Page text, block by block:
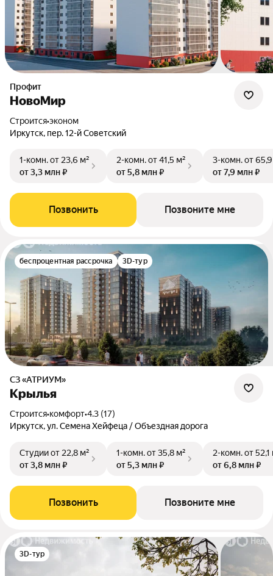
Профит
НовоМир
Строится•эконом
Иркутск, пер. 12-й Советский
1-комн.от 23,6 м²
от 3,3 млн ₽
2-комн.от 41,5 м²
от 5,8 млн ₽
3-комн.от
от 7,9 млн ₽
Позвонить Позвоните мне
беспроцентная рассрочка 3D-тур
СЗ «АТРИУМ»
Крылья
Строится•комфорт•4.3 (17)
Иркутск, ул. Семена Хейфеца / Объездная дорога
Студииот 22,8 м²
от 3,8 млн ₽
1-комн.от 35,8 м²
от 5,3 млн ₽
2-комн.от 52,1
от 6,8 млн ₽
Позвонить Позвоните мне
3D-тур